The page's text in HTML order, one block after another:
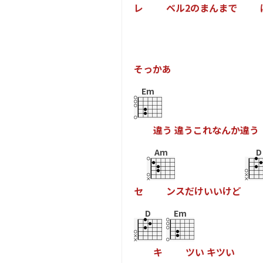
レ ベル2のまんまで
そっかあ
Em
違う 違う これなんか違う
セ
Am
ンスだけいいけど
D
D
キ
Em
ツい キツい